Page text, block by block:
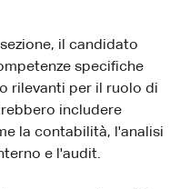
il candidato
specifiche
rilevanti per il ruolo di
includere
la contabilità, l'analisi
e l'audit.